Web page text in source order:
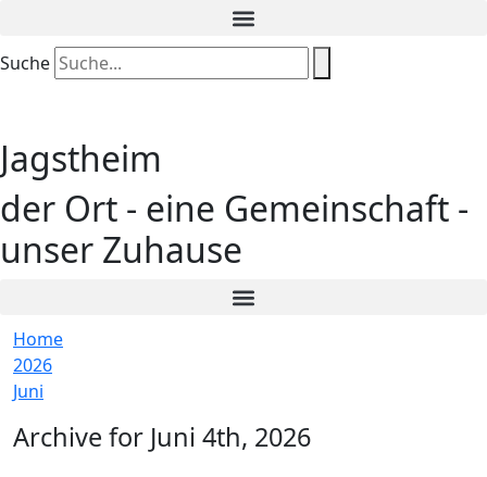
Suche
Jagstheim
der Ort - eine Gemeinschaft -
unser Zuhause
Home
2026
Juni
Archive for Juni 4th, 2026